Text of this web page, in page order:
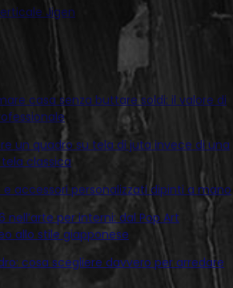
Jigen
casa senza buttare soldi: il valore di
un quadro su tela di juta invece di una
classica
accessori personalizzati dipinti a mano
nell’arte per interni: dal Pop Art
allo stile giapponese
cosa scegliere davvero per arredare